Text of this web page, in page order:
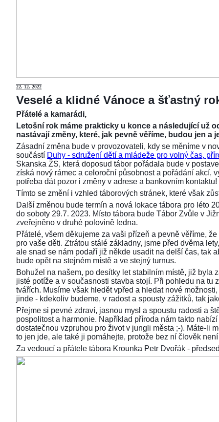
22. 12. 2022
Veselé a klidné Vánoce a šťastný
Přátelé a kamarádi,
Letošní rok máme prakticky u konce a následující už
nastávají změny, které, jak pevně věříme, budou jen a
Zásadní změna bude v provozovateli, kdy se měníme v
součástí Duhy - sdružení dětí a mládeže pro volný čas,
Skanska ŽS, která doposud tábor pořádala bude v
získá nový rámec a celoroční působnost a pořádání akcí,
potřeba dát pozor i změny v adrese a bankovním kontaktu!
Tímto se změní i vzhled táborových stránek, které však
Další změnou bude termín a nová lokace tábora pro léto
do soboty 29.7. 2023. Místo tábora bude Tábor Zvůle v
zveřejněno v druhé polovině ledna.
Přátelé, všem děkujeme za vaši přízeň a pevně věříme,
pro vaše děti. Ztrátou stálé základny, jsme před dvěma
ale snad se nám podaří již někde usadit na delší čas, tak
bude opět na stejném místě a ve stejný turnus.
Bohužel na našem, po desítky let stabilním místě, již byla
jisté potíže a v současnosti stavba stojí. Při pohledu na tu
tvářích. Musíme však hledět vpřed a hledat nové
jinde - kdekoliv budeme, v radost a spousty zážitků, tak
Přejme si pevné zdraví, jasnou mysl a spoustu radosti a
pospolitost a harmonie. Například příroda nám takto
dostatečnou vzpruhou pro život v jungli města ;-). Máte-li
to jen jde, ale také ji pomáhejte, protože bez ní člověk
Za vedoucí a přátele tábora Krounka Petr Dvořák -